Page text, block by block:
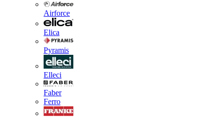
Airforce
Elica
Pyramis
Elleci
Faber
Ferro